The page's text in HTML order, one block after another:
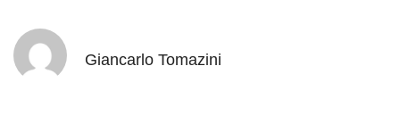
Giancarlo Tomazini